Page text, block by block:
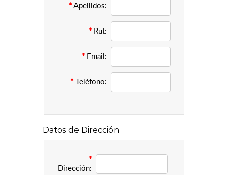
*Apellidos:
* Rut:
* Email:
* Teléfono:
Datos de Dirección
*
Dirección: